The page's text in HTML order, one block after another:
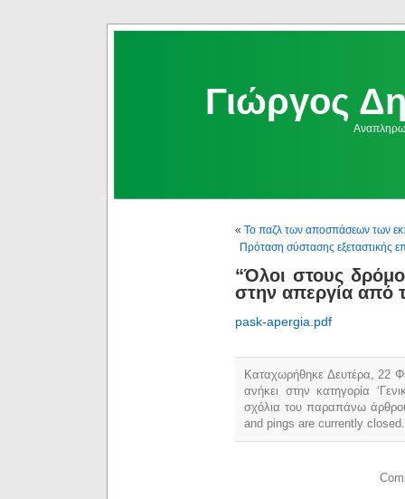
Γιώργος
« Το παζλ των αποσπάσεων των
Πρόταση σύστασης εξεταστικής
“Όλοι στους
στην απεργία από
pask-apergia.pdf
Καταχωρήθηκε Δευτέρα, 22
ανήκει στην κατηγορία
σχόλια του παραπάνω
and pings are currently closed.